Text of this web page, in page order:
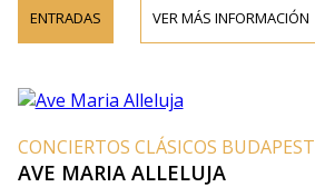
ENTRADAS VER MÁS INFORMACIÓN
CONCIERTOS CLÁSICOS BUDAPEST
AVE MARIA ALLELUJA